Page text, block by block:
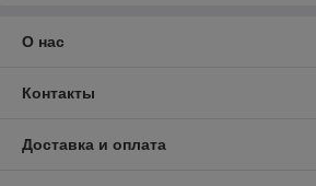
О нас
Контакты
Доставка и оплата